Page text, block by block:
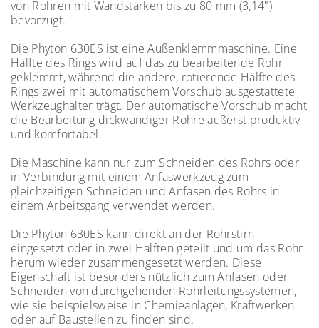
von Rohren mit Wandstärken bis zu 80 mm (3,14")
bevorzugt.
Die Phyton 630ES ist eine Außenklemmmaschine. Eine
Hälfte des Rings wird auf das zu bearbeitende Rohr
geklemmt, während die andere, rotierende Hälfte des
Rings zwei mit automatischem Vorschub ausgestattete
Werkzeughalter trägt. Der automatische Vorschub macht
die Bearbeitung dickwandiger Rohre äußerst produktiv
und komfortabel.
Die Maschine kann nur zum Schneiden des Rohrs oder
in Verbindung mit einem Anfaswerkzeug zum
gleichzeitigen Schneiden und Anfasen des Rohrs in
einem Arbeitsgang verwendet werden.
Die Phyton 630ES kann direkt an der Rohrstirn
eingesetzt oder in zwei Hälften geteilt und um das Rohr
herum wieder zusammengesetzt werden. Diese
Eigenschaft ist besonders nützlich zum Anfasen oder
Schneiden von durchgehenden Rohrleitungssystemen,
wie sie beispielsweise in Chemieanlagen, Kraftwerken
oder auf Baustellen zu finden sind.